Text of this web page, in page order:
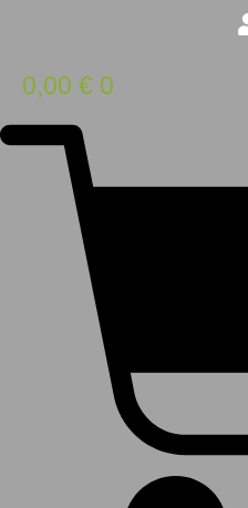
0,00 € 0